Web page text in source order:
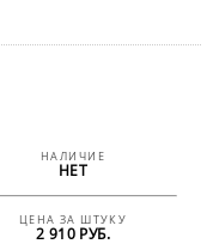
НАЛИЧИЕ
НЕТ
ЦЕНА ЗА ШТУКУ
2 910 РУБ.